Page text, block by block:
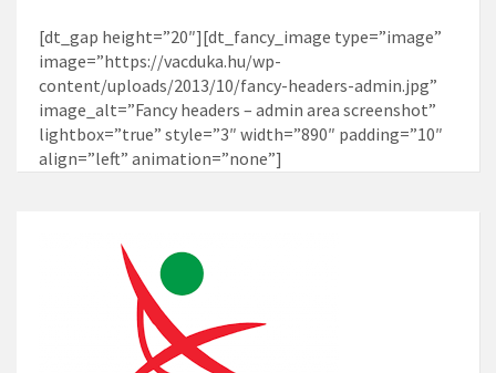
[dt_gap height=”20″][dt_fancy_image type=”image”
image=”https://vacduka.hu/wp-
content/uploads/2013/10/fancy-headers-admin.jpg”
image_alt=”Fancy headers – admin area screenshot”
lightbox=”true” style=”3″ width=”890″ padding=”10″
align=”left” animation=”none”]